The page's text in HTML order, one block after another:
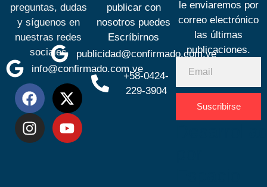
preguntas, dudas
y síguenos en
nuestras redes
sociales
info@confirmado.com.ve
publicar con
nosotros puedes
Escríbirnos
publicidad@confirmado.com.ve
+58-0424-
229-3904
le enviaremos por
correo electrónico
las últimas
publicaciones.
Suscribirse